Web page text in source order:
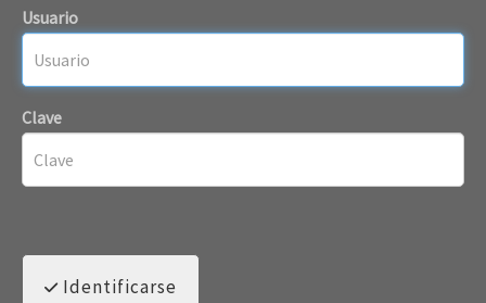
Usuario
Clave
Identificarse